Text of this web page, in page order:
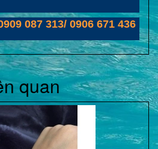
087 313/ 0906 671 436
quan